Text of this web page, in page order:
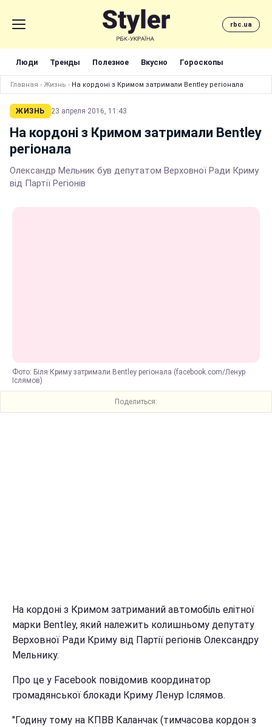
rbc.ua
Люди Тренды Полезное Вкусно Гороскопы
Главная › Жизнь › На кордоні з Кримом затримали Bentley регіонала
ЖИЗНЬ 23 апреля 2016, 11:43
На кордоні з Кримом затримали Bentley
регіонала
Олександр Мельник був депутатом Верховної Ради Криму
від Партії Регіонів
Фото: Біля Криму затримали Bentley регіонала (facebook.com/Ленур
Іслямов)
Поделиться:
На кордоні з Кримом затриманий автомобіль елітної
марки Bentley, який належить колишньому депутату
Верховної Ради Криму від Партії регіонів Олександру
Мельнику.
Про це у Facebook повідомив координатор
громадянської блокади Криму Ленур Іслямов.
"Годину тому на КПВВ Каланчак (тимчасова кордон з